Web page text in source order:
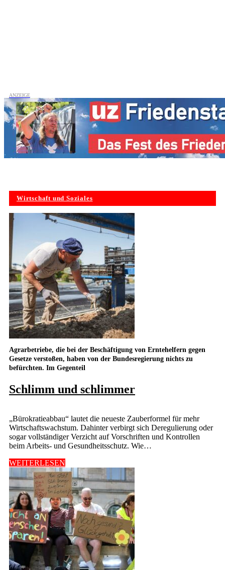
Wirtschaft und Soziales
Schlimm und schlimmer
Agrarbetriebe, die bei der Beschäftigung von Erntehelfern gegen
Gesetze verstoßen, haben von der Bundesregierung nichts zu
befürchten. Im Gegenteil
„Bürokratieabbau“ lautet die neueste Zauberformel für mehr
Wirtschaftswachstum. Dahinter verbirgt sich Deregulierung oder
sogar vollständiger Verzicht auf Vorschriften und Kontrollen
beim Arbeits- und Gesundheitsschutz. Wie…
WEITERLESEN